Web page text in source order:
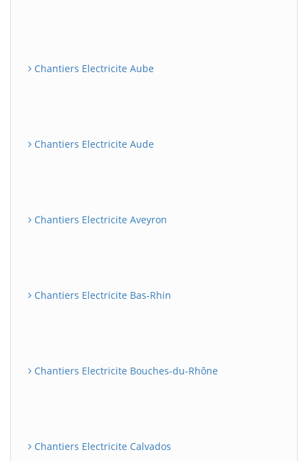
Chantiers Electricite Aube
Chantiers Electricite Aude
Chantiers Electricite Aveyron
Chantiers Electricite Bas-Rhin
Chantiers Electricite Bouches-du-Rhône
Chantiers Electricite Calvados